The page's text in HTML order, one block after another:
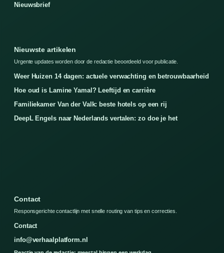
Nieuwsbrief
Nieuwste artikelen
Urgente updates worden door de redactie beoordeeld voor publicatie.
Weer Huizen 14 dagen: actuele verwachting en betrouwbaarheid
Hoe oud is Lamine Yamal? Leeftijd en carrière
Familiekamer Van der Valk: beste hotels op een rij
DeepL Engels naar Nederlands vertalen: zo doe je het
Contact
Responsgerichte contactlijn met snelle routing van tips en correcties.
Contact
info@verhaalplatform.nl